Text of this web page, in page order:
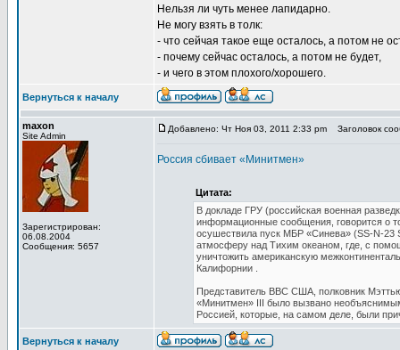
Нельзя ли чуть менее лапидарно.
Не могу взять в толк:
- что сейчая такое еще осталось, а потом не
- почему сейчас осталось, а потом не будет,
- и чего в этом плохого/хорошего.
Вернуться к началу
maxon
Site Admin
Зарегистрирован:
06.08.2004
Сообщения: 5657
Добавлено: Чт Ноя 03, 2011 2:33 pm Заголовок
Россия сбивает «Минитмен»
Цитата:
В докладе ГРУ (российская военная
информационные сообщения, говорится о
осушествила пуск МБР «Синева» (SS-N-23
атмосферу над Тихим океаном, где, с
уничтожить американскую
Калифорнии .
Представитель ВВС США, полковник
«Mинитмен» III было вызвано
Россией, которые, на самом деле, были
Вернуться к началу